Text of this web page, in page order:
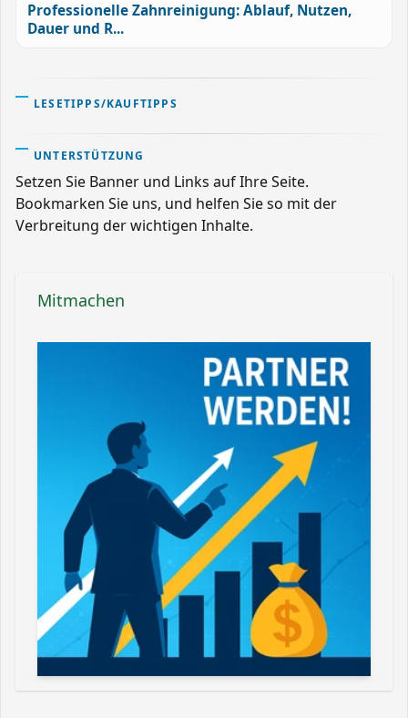
Professionelle Zahnreinigung: Ablauf, Nutzen,
Dauer und R...
LESETIPPS/KAUFTIPPS
UNTERSTÜTZUNG
Setzen Sie Banner und Links auf Ihre Seite.
Bookmarken Sie uns, und helfen Sie so mit der
Verbreitung der wichtigen Inhalte.
Mitmachen